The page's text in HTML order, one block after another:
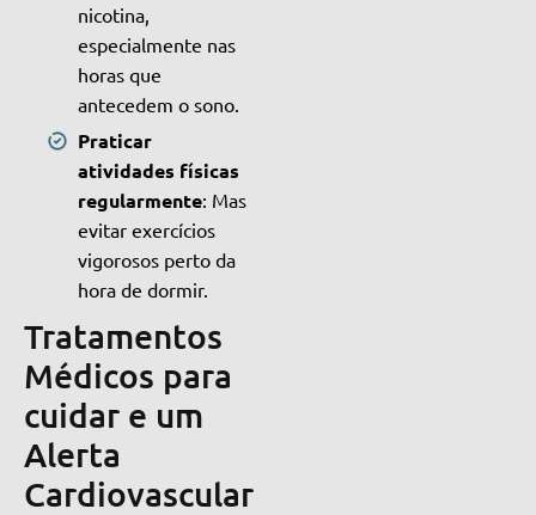
nicotina,
especialmente nas
horas que
antecedem o sono.
Praticar
atividades físicas
regularmente: Mas
evitar exercícios
vigorosos perto da
hora de dormir.
Tratamentos
Médicos para
cuidar e um
Alerta
Cardiovascular